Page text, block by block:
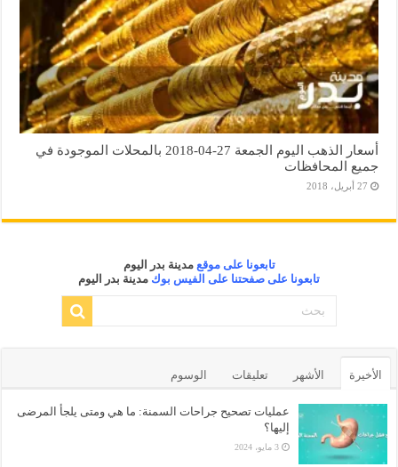
أسعار الذهب اليوم الجمعة 27-04-2018 بالمحلات الموجودة في
جميع المحافظات
27 أبريل، 2018
تابعونا على موقع مدينة بدر اليوم
تابعونا على صفحتنا على الفيس بوك مدينة بدر اليوم
الأخيرة الأشهر تعليقات الوسوم
عمليات تصحيح جراحات السمنة: ما هي ومتى يلجأ المرضى
إليها؟
3 مايو، 2024